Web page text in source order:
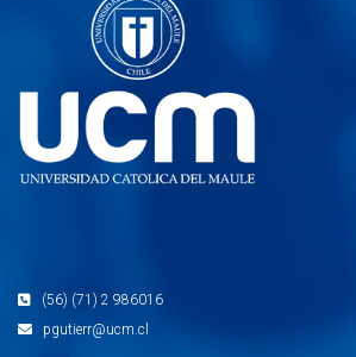
(56) (71) 2 986016
pgutierr@ucm.cl